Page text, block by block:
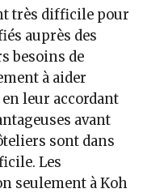
très difficile pour
auprès des
besoins de
à aider
leur accordant
avant
sont dans
Les
seulement à Koh